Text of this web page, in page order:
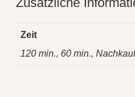
Zeit
120 min., 60 min.,